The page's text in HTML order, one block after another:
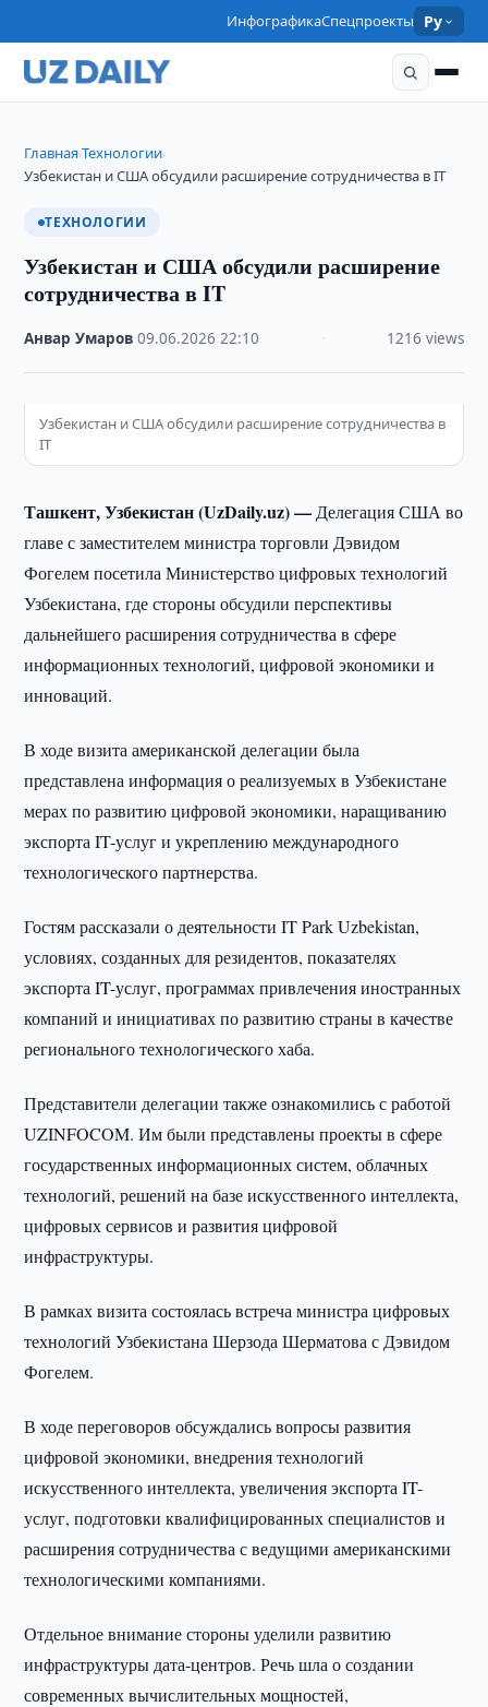
ИнфографикаСпецпроекты Ру
Главная›Технологии›
Узбекистан и США обсудили расширение сотрудничества в IT
ТЕХНОЛОГИИ
Узбекистан и США обсудили расширение
сотрудничества в IT
Анвар Умаров ·09.06.2026 ·22:10 1216 views
Узбекистан и США обсудили расширение сотрудничества в
IT
Ташкент, Узбекистан (UzDaily.uz) —Делегация США во
главе с заместителем министра торговли Дэвидом
Фогелем посетила Министерство цифровых технологий
Узбекистана, где стороны обсудили перспективы
дальнейшего расширения сотрудничества в сфере
информационных технологий, цифровой экономики и
инноваций.
В ходе визита американской делегации была
представлена информация о реализуемых в Узбекистане
мерах по развитию цифровой экономики, наращиванию
экспорта IT-услуг и укреплению международного
технологического партнерства.
Гостям рассказали о деятельности IT Park Uzbekistan,
условиях, созданных для резидентов, показателях
экспорта IT-услуг, программах привлечения иностранных
компаний и инициативах по развитию страны в качестве
регионального технологического хаба.
Представители делегации также ознакомились с работой
UZINFOCOM. Им были представлены проекты в сфере
государственных информационных систем, облачных
технологий, решений на базе искусственного интеллекта,
цифровых сервисов и развития цифровой
инфраструктуры.
В рамках визита состоялась встреча министра цифровых
технологий Узбекистана Шерзода Шерматова с Дэвидом
Фогелем.
В ходе переговоров обсуждались вопросы развития
цифровой экономики, внедрения технологий
искусственного интеллекта, увеличения экспорта IT-
услуг, подготовки квалифицированных специалистов и
расширения сотрудничества с ведущими американскими
технологическими компаниями.
Отдельное внимание стороны уделили развитию
инфраструктуры дата-центров. Речь шла о создании
современных вычислительных мощностей,